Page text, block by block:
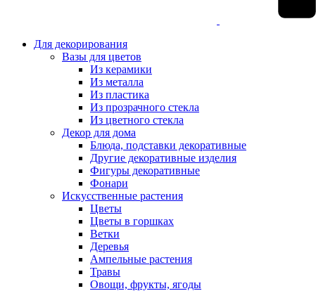
Для декорирования
Вазы для цветов
Из керамики
Из металла
Из пластика
Из прозрачного стекла
Из цветного стекла
Декор для дома
Блюда, подставки декоративные
Другие декоративные изделия
Фигуры декоративные
Фонари
Искусственные растения
Цветы
Цветы в горшках
Ветки
Деревья
Ампельные растения
Травы
Овощи, фрукты, ягоды